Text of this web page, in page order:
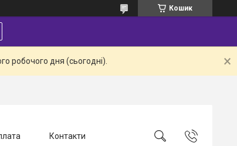
Кошик
робочого дня (сьогодні).
Контакти